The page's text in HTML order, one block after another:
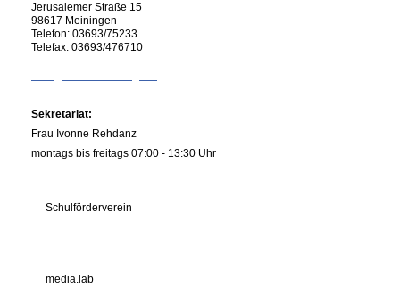
Jerusalemer Straße 15
98617 Meiningen
Telefon: 03693/75233
Telefax: 03693/476710
Sekretariat:
Frau Ivonne Rehdanz
montags bis freitags 07:00 - 13:30 Uhr
Schulförderverein
media.lab